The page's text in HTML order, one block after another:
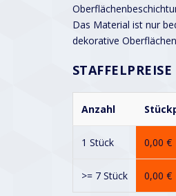
Das Material ist nur
dekorative
STAFFELPREISE
Anzahl
1 Stück 0,00 €
>= 7 Stück 0,00 €